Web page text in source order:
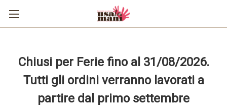
Chiusi per Ferie fino al 31/08/2026.
Tutti gli ordini verranno lavorati a
partire dal primo settembre